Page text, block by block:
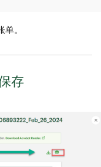
。
存